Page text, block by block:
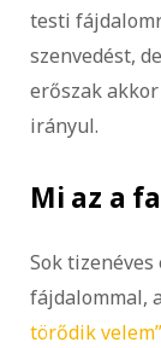
testi
szenvedést,
erőszak
irányul.
Mi az a
Sok
fájdalommal,
törődik velem”